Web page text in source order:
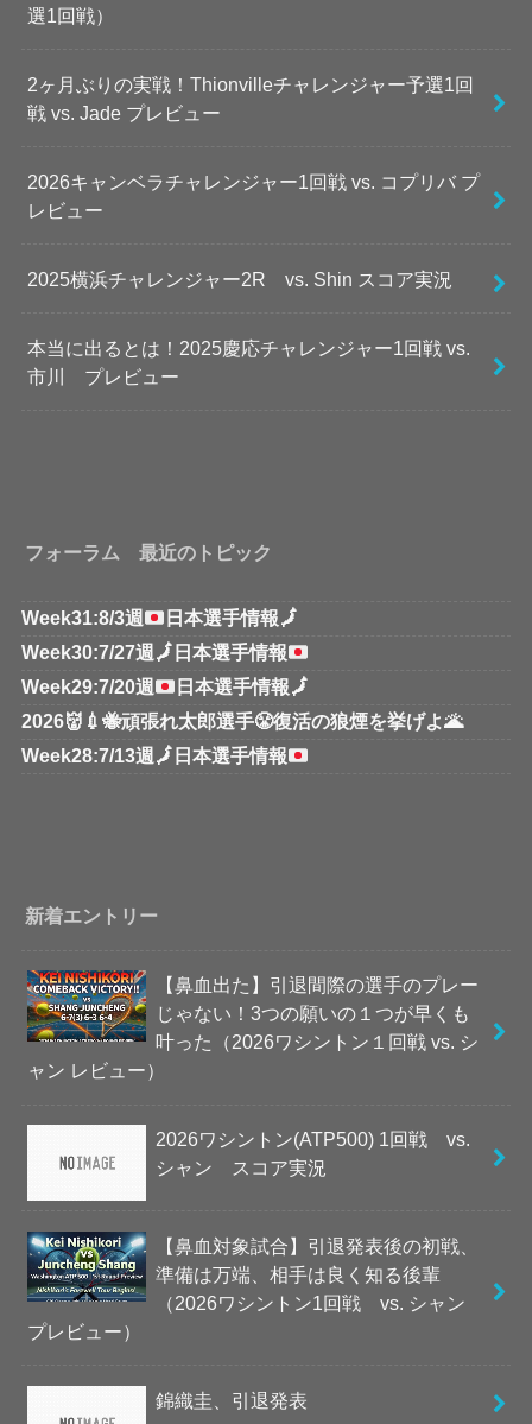
選1回戦）
2ヶ月ぶりの実戦！Thionvilleチャレンジャー予選1回
戦 vs. Jade プレビュー
2026キャンベラチャレンジャー1回戦 vs. コプリバ プ
レビュー
2025横浜チャレンジャー2R vs. Shin スコア実況
本当に出るとは！2025慶応チャレンジャー1回戦 vs.
市川 プレビュー
フォーラム 最近のトピック
Week31:8/3週 日本選手情報🗾
Week30:7/27週 🗾 日本選手情報
Week29:7/20週
日本選手情報🗾
2026👹💉🐝頑張れ太郎選手😤復活の狼煙を挙げよ🌋
Week28:7/13週 🗾 日本選手情報
新着エントリー
【鼻血出た】引退間際の選手のプレー
じゃない！3つの願いの１つが早くも
叶った（2026ワシントン１回戦 vs. シ
ャン レビュー）
2026ワシントン(ATP500) 1回戦 vs.
シャン スコア実況
【鼻血対象試合】引退発表後の初戦、
準備は万端、相手は良く知る後輩
（2026ワシントン1回戦 vs. シャン
プレビュー）
錦織圭、引退発表